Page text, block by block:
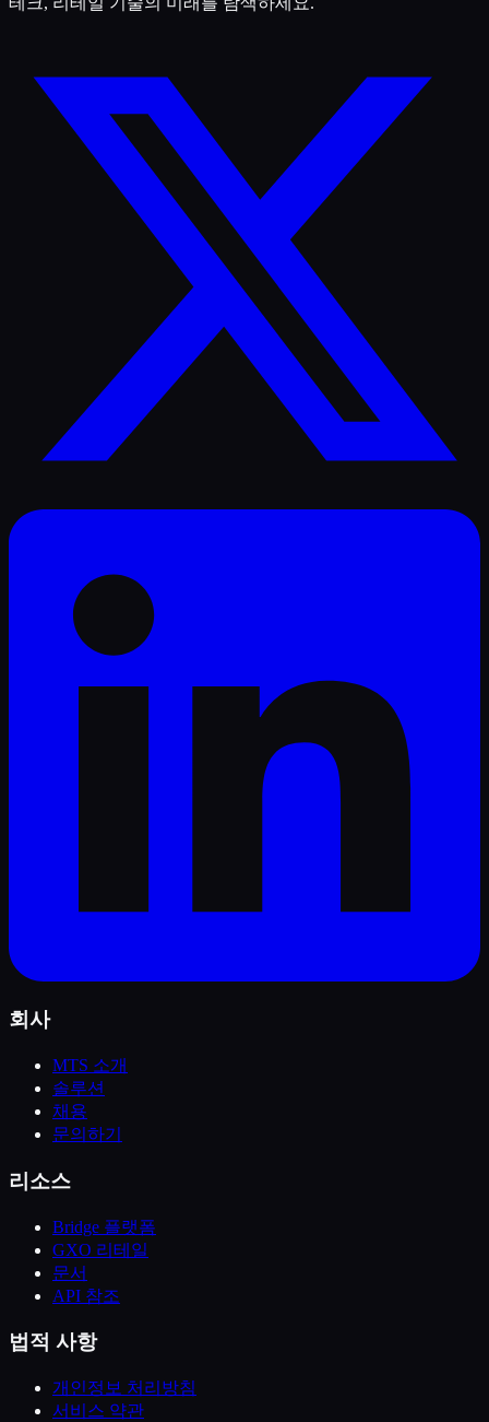
회사
MTS 소개
솔루션
채용
문의하기
리소스
Bridge 플랫폼
GXO 리테일
문서
API 참조
법적 사항
개인정보 처리방침
서비스 약관